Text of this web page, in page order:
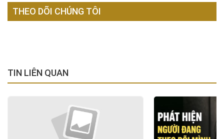
THEO DÕI CHÚNG TÔI
TIN LIÊN QUAN